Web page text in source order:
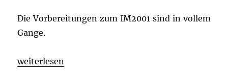
Die Vorbereitungen zum IM2001 sind in vollem
Gange.
„Rechenschieber-Brief 4“
weiterlesen